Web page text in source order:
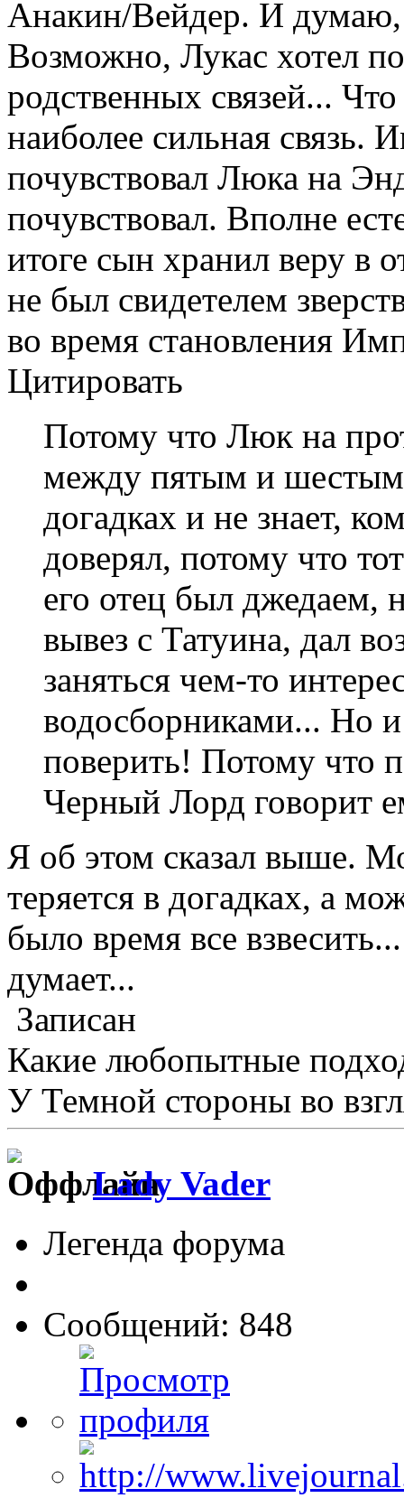
Анакин/Вейдер. И думаю,
Возможно, Лукас хотел
родственных связей...
наиболее сильная связь.
почувствовал Люка на
почувствовал. Вполне
итоге сын хранил веру в
не был свидетелем
во время становления
Цитировать
Потому что Люк на
между пятым и шестым
догадках и не знает,
доверял, потому что
его отец был джедаем,
вывез с Татуина, дал
заняться чем-то
водосборниками... Но
поверить! Потому что
Черный Лорд говорит
Я об этом сказал выше.
теряется в догадках, а
было время все
думает...
Записан
Какие любопытные
У Темной стороны во
Lady Vader
Легенда форума
Сообщений: 848